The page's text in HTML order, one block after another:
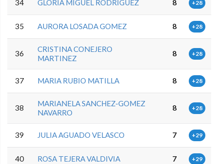
34 GLORIA MIGUEL RODRIGUEZ 8 +28
35 AURORA LOSADA GOMEZ 8 +28
36
CRISTINA CONEJERO
MARTINEZ
8 +28
37 MARIA RUBIO MATILLA 8 +28
38
MARIANELA SANCHEZ-GOMEZ
NAVARRO
8 +28
39 JULIA AGUADO VELASCO 7 +29
40 ROSA TEJERA VALDIVIA 7 +29